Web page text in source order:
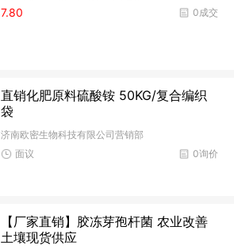
0成交
7.80
直销化肥原料硫酸铵 50KG/复合编织
袋
济南欧密生物科技有限公司营销部
0询价
面议
【厂家直销】胶冻芽孢杆菌 农业改善
土壤现货供应